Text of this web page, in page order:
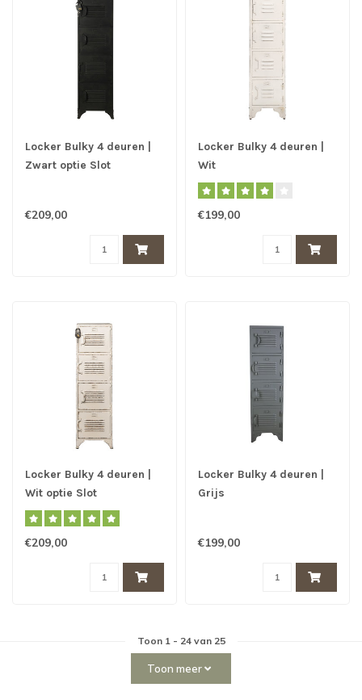
Locker Bulky 4 deuren |
Zwart optie Slot
€209,00
Locker Bulky 4 deuren |
Wit
€199,00
Locker Bulky 4 deuren |
Wit optie Slot
€209,00
Locker Bulky 4 deuren |
Grijs
€199,00
Toon 1- 24van 25
Toon meer